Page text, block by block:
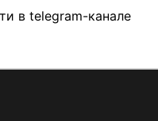
в telegram-канале